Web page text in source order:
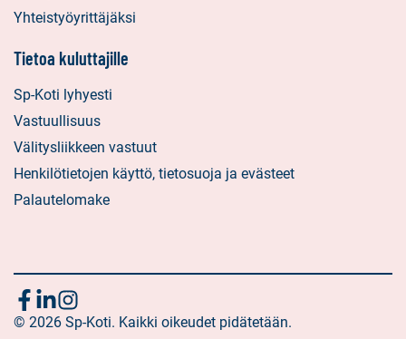
Yhteistyöyrittäjäksi
Tietoa kuluttajille
Sp-Koti lyhyesti
Vastuullisuus
Välitysliikkeen vastuut
Henkilötietojen käyttö, tietosuoja ja evästeet
Palautelomake
Seuraa
Sosiaalinen
media:
Sosiaalinen
media:
Sosiaalinen
media:
© 2026 Sp-Koti. Kaikki oikeudet pidätetään.